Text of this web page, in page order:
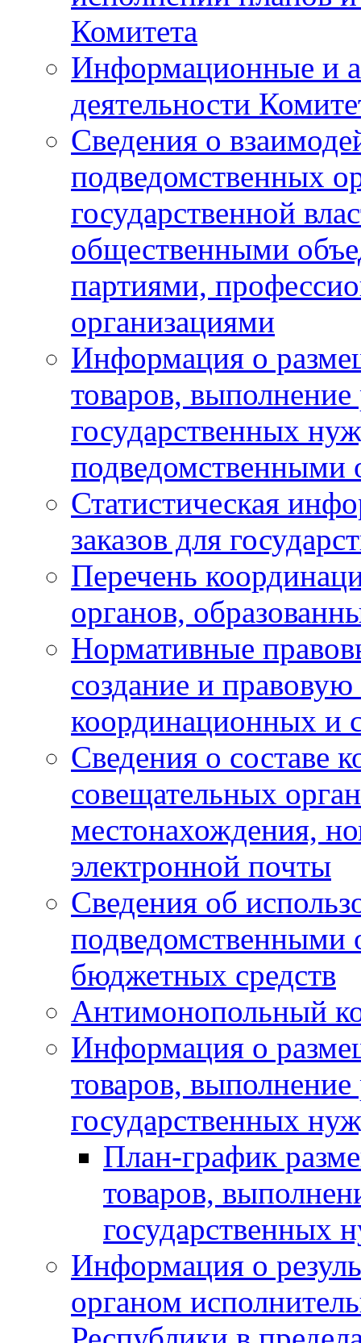
Комитета
Информационные и
деятельности
Сведения о
подведомственных
государственной
общественными
партиями,
организациями
Информация о
товаров, выполнение
государственных
подведомственными
Статистическая
заказов для
Перечень
органов,
Нормативные
создание и
координационных и
Сведения о составе
совещательных
местонахождения,
электронной почты
Сведения об
подведомственными
бюджетных средств
Антимонопольный
Информация о
товаров, выполнение
государственных
План-график
товаров,
государственных
Информация о
органом